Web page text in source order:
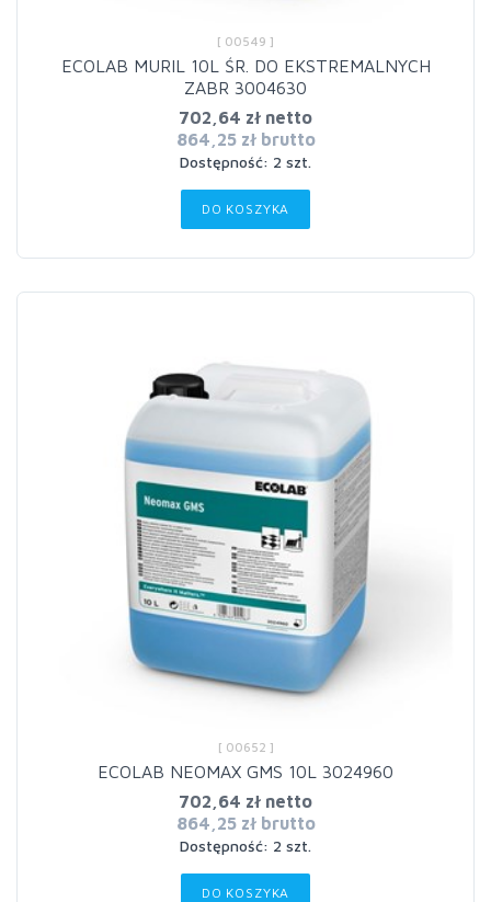
[ 00549 ]
ECOLAB MURIL 10L ŚR. DO EKSTREMALNYCH
ZABR 3004630
702,64 zł netto
864,25 zł brutto
Dostępność: 2 szt.
DO KOSZYKA
[ 00652 ]
ECOLAB NEOMAX GMS 10L 3024960
702,64 zł netto
864,25 zł brutto
Dostępność: 2 szt.
DO KOSZYKA